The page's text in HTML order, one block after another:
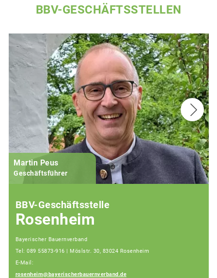
BBV-GESCHÄFTSSTELLEN
Martin Peus
Geschäftsführer
BBV-Geschäftsstelle
Rosenheim
Bayerischer Bauernverband
Tel: 089 55873-916 | Möslstr. 30, 83024 Rosenheim
E-Mail:
rosenheim@bayerischerbauernverband.de